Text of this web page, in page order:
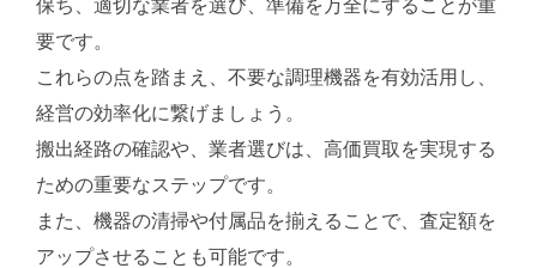
保ち、適切な業者を選び、準備を万全にすることが重
要です。
これらの点を踏まえ、不要な調理機器を有効活用し、
経営の効率化に繋げましょう。
搬出経路の確認や、業者選びは、高価買取を実現する
ための重要なステップです。
また、機器の清掃や付属品を揃えることで、査定額を
アップさせることも可能です。